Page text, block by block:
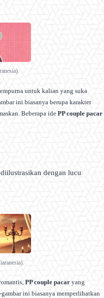
untuk kalian yang suka
ini biasanya berupa karakter
Beberapa ide PP couple pacar
dengan lucu
PP couple pacar yang
ini biasanya memperlihatkan